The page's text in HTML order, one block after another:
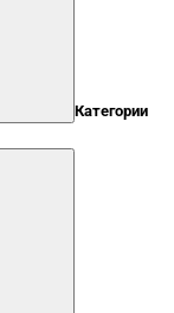
Категории